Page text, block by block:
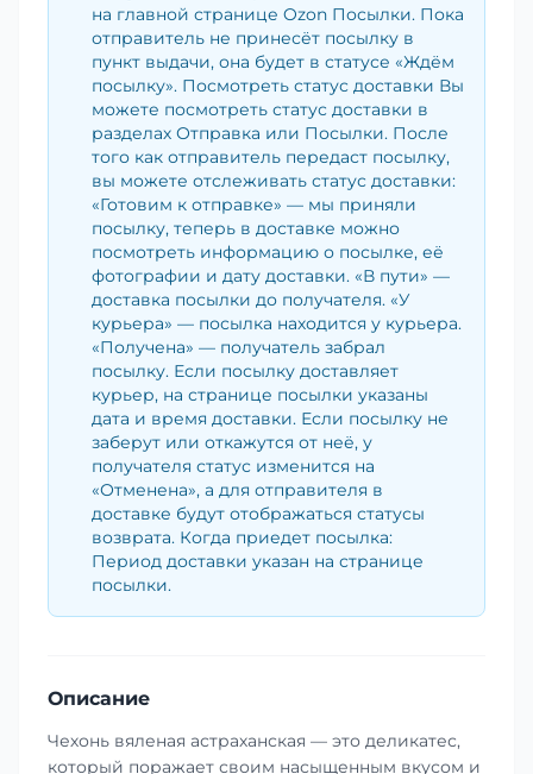
на главной странице Ozon Посылки. Пока
отправитель не принесёт посылку в
пункт выдачи, она будет в статусе «Ждём
посылку». Посмотреть статус доставки Вы
можете посмотреть статус доставки в
разделах Отправка или Посылки. После
того как отправитель передаст посылку,
вы можете отслеживать статус доставки:
«Готовим к отправке» — мы приняли
посылку, теперь в доставке можно
посмотреть информацию о посылке, её
фотографии и дату доставки. «В пути» —
доставка посылки до получателя. «У
курьера» — посылка находится у курьера.
«Получена» — получатель забрал
посылку. Если посылку доставляет
курьер, на странице посылки указаны
дата и время доставки. Если посылку не
заберут или откажутся от неё, у
получателя статус изменится на
«Отменена», а для отправителя в
доставке будут отображаться статусы
возврата. Когда приедет посылка:
Период доставки указан на странице
посылки.
Описание
Чехонь вяленая астраханская — это деликатес,
который поражает своим насыщенным вкусом и